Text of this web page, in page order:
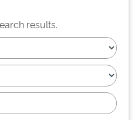
results.